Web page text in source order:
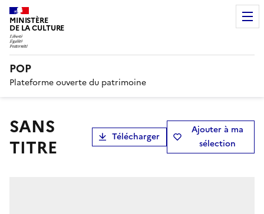
MINISTÈRE
DE LA CULTURE
POP
Plateforme ouverte du patrimoine
SANS
TITRE
Télécharger
Ajouter à ma
sélection